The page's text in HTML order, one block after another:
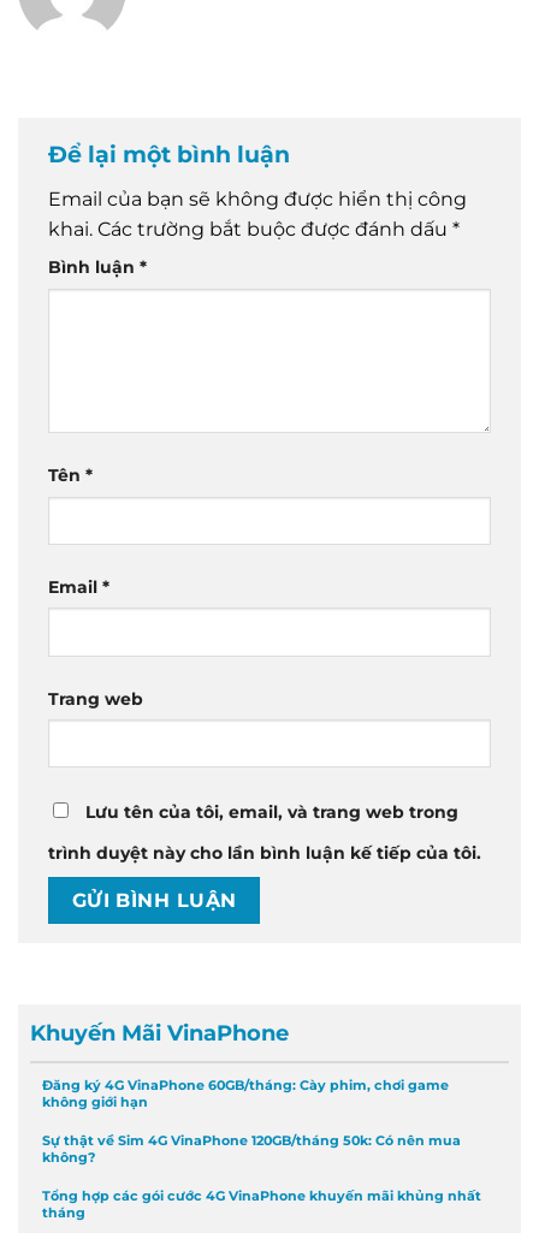
Để lại một bình luận
Email của bạn sẽ không được hiển thị công
khai. Các trường bắt buộc được đánh dấu *
Bình luận *
Tên *
Email *
Trang web
Lưu tên của tôi, email, và trang web trong
trình duyệt này cho lần bình luận kế tiếp của tôi.
Khuyến Mãi VinaPhone
Đăng ký 4G VinaPhone 60GB/tháng: Cày phim, chơi game
không giới hạn
Sự thật về Sim 4G VinaPhone 120GB/tháng 50k: Có nên mua
không?
Tổng hợp các gói cước 4G VinaPhone khuyến mãi khủng nhất
tháng